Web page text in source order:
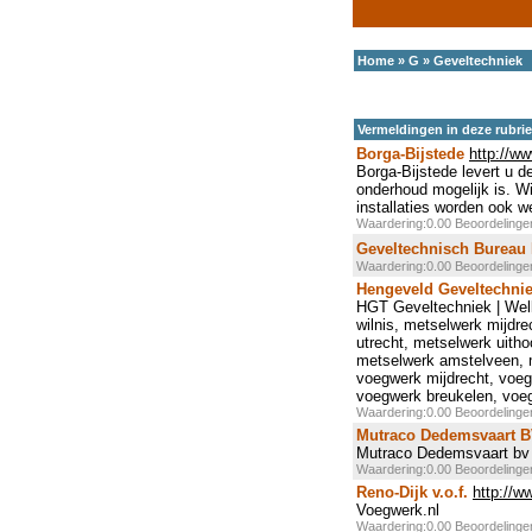
Home » G » Geveltechniek
Vermeldingen in deze
Borga-Bijstede http://
Borga-Bijstede levert u
onderhoud mogelijk is.
installaties worden ook
Waardering:0.00
Geveltechnisch
Waardering:0.00
Hengeveld
HGT Geveltechniek |
wilnis, metselwerk
utrecht, metselwerk
metselwerk amstelveen,
voegwerk mijdrecht,
voegwerk breukelen,
Waardering:0.00
Mutraco Dedemsvaart
Mutraco Dedemsvaart bv
Waardering:0.00
Reno-Dijk v.o.f. http://
Voegwerk.nl
Waardering:0.00